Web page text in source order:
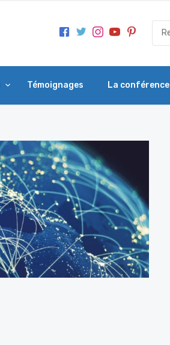
Témoignages La conférence